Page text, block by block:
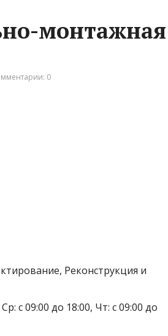
монтажная
0
Реконструкция и
с 09:00 до 18:00, Чт: с 09:00 до